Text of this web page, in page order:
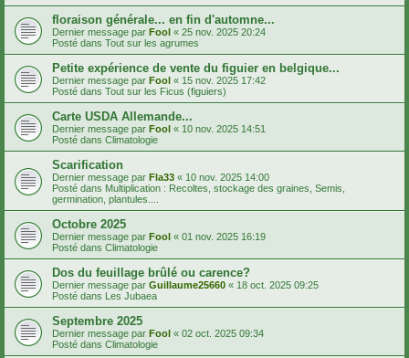
floraison générale... en fin d'automne...
Dernier message par Fool « 25 nov. 2025 20:24
Posté dans Tout sur les agrumes
Petite expérience de vente du figuier en belgique...
Dernier message par Fool « 15 nov. 2025 17:42
Posté dans Tout sur les Ficus (figuiers)
Carte USDA Allemande...
Dernier message par Fool « 10 nov. 2025 14:51
Posté dans Climatologie
Scarification
Dernier message par Fla33 « 10 nov. 2025 14:00
Posté dans Multiplication : Recoltes, stockage des graines, Semis,
germination, plantules....
Octobre 2025
Dernier message par Fool « 01 nov. 2025 16:19
Posté dans Climatologie
Dos du feuillage brûlé ou carence?
Dernier message par Guillaume25660 « 18 oct. 2025 09:25
Posté dans Les Jubaea
Septembre 2025
Dernier message par Fool « 02 oct. 2025 09:34
Posté dans Climatologie